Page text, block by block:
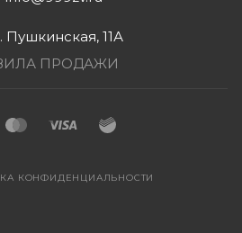
Пушкинская, 11А
ПРОДАЖИ
КОНФИДЕНЦИАЛЬНОСТИ